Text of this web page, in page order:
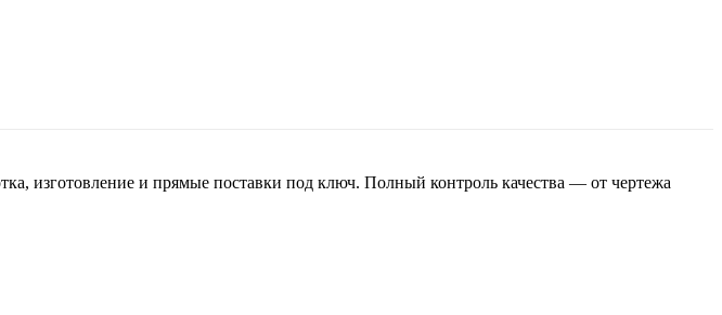
изготовление и прямые поставки под ключ. Полный контроль качества — от чертежа